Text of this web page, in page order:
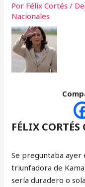
Por Félix Cortés/
Nacionales
FÉLIX
Se preguntaba ayer
triunfadora de
sería duradero o